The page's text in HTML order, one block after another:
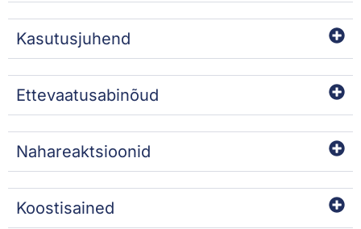
Kasutusjuhend
Ettevaatusabinõud
Nahareaktsioonid
Koostisained